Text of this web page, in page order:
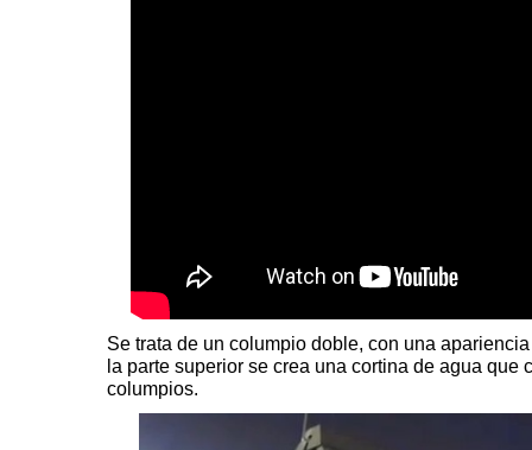
Se trata de un columpio doble, con una
la parte superior se crea una cortina de agua que
columpios.